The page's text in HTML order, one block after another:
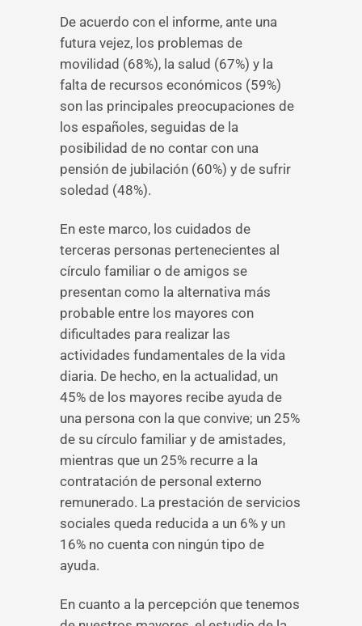
De acuerdo con el informe, ante una
futura vejez, los problemas de
movilidad (68%), la salud (67%) y la
falta de recursos económicos (59%)
son las principales preocupaciones de
los españoles, seguidas de la
posibilidad de no contar con una
pensión de jubilación (60%) y de sufrir
soledad (48%).
En este marco, los cuidados de
terceras personas pertenecientes al
círculo familiar o de amigos se
presentan como la alternativa más
probable entre los mayores con
dificultades para realizar las
actividades fundamentales de la vida
diaria. De hecho, en la actualidad, un
45% de los mayores recibe ayuda de
una persona con la que convive; un 25%
de su círculo familiar y de amistades,
mientras que un 25% recurre a la
contratación de personal externo
remunerado. La prestación de servicios
sociales queda reducida a un 6% y un
16% no cuenta con ningún tipo de
ayuda.
En cuanto a la percepción que tenemos